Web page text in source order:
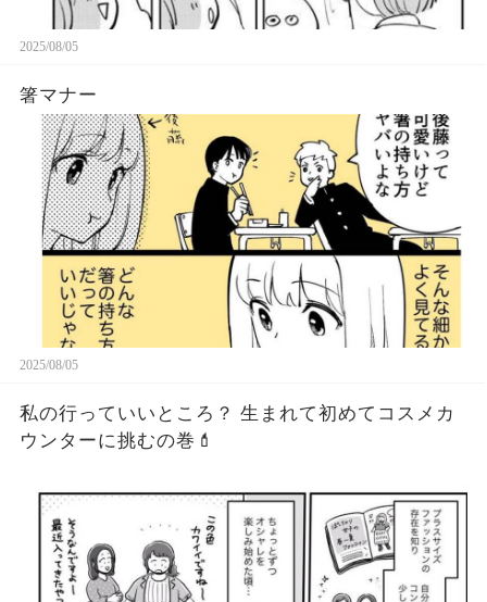
2025/08/05
箸マナー
2025/08/05
私の行っていいところ？ 生まれて初めてコスメカ
ウンターに挑むの巻💄